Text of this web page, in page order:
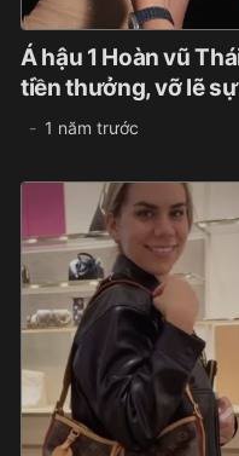
Á hậu 1 Hoàn vũ
tiền thưởng, vỡ lẽ
1 năm trước